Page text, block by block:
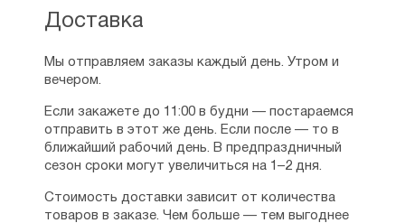
В 1986 г. избирается Первым секретарем
правления Поволжского отделения Союза
в этой должности до 1988 года.
до 2006 года Председателем правления
регионального общественного движения
«Самара православная».
1972 г.
Доставка
Мы отправляем заказы каждый день. Утром и
вечером.
Если закажете до 11:00 в будни — постараемся
отправить в этот же день. Если после — то в
ближайший рабочий день. В предпраздничный
сезон сроки могут увеличиться на 1–2 дня.
Стоимость доставки зависит от количества
товаров в заказе. Чем больше — тем выгоднее